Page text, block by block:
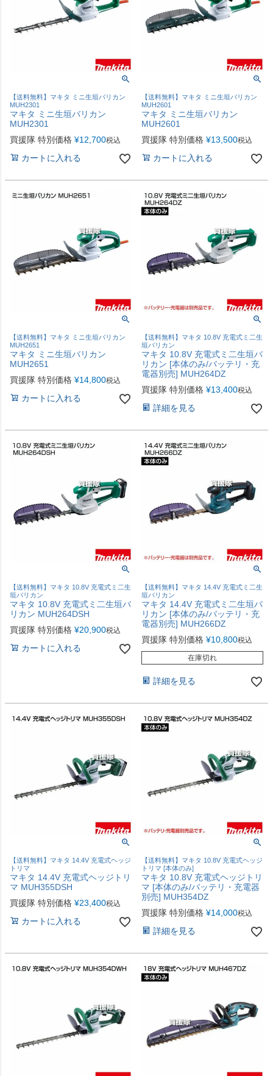
【送料無料】マキタ ミニ生垣バリカン
MUH2301
マキタ ミニ生垣バリカン
MUH2301
買援隊 特別価格 ¥12,700税込
カートに入れる
【送料無料】マキタ ミニ生垣バリカン
MUH2601
マキタ ミニ生垣バリカン
MUH2601
買援隊 特別価格 ¥13,500税込
カートに入れる
【送料無料】マキタ ミニ生垣バリカン
MUH2651
マキタ ミニ生垣バリカン
MUH2651
買援隊 特別価格 ¥14,800税込
カートに入れる
【送料無料】マキタ 10.8V 充電式ミ二生
垣バリカン
マキタ 10.8V 充電式ミ二生垣バ
リカン [本体のみ/バッテリ・充
電器別売] MUH264DZ
買援隊 特別価格 ¥13,400税込
詳細を見る
【送料無料】マキタ 10.8V 充電式ミ二生
垣バリカン
マキタ 10.8V 充電式ミ二生垣バ
リカン MUH264DSH
買援隊 特別価格 ¥20,900税込
カートに入れる
【送料無料】マキタ 14.4V 充電式ミ二生
垣バリカン
マキタ 14.4V 充電式ミ二生垣バ
リカン [本体のみ/バッテリ・充
電器別売] MUH266DZ
買援隊 特別価格 ¥10,800税込
在庫切れ
詳細を見る
【送料無料】マキタ 14.4V 充電式ヘッジ
トリマ
マキタ 14.4V 充電式ヘッジトリ
マ MUH355DSH
買援隊 特別価格 ¥23,400税込
カートに入れる
【送料無料】マキタ 10.8V 充電式ヘッジ
トリマ [本体のみ]
マキタ 10.8V 充電式ヘッジトリ
マ [本体のみ/バッテリ・充電器
別売] MUH354DZ
買援隊 特別価格 ¥14,000税込
詳細を見る